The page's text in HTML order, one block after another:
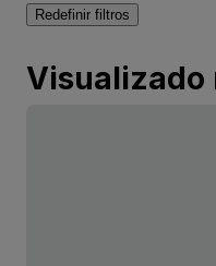
Redefinir filtros
Visualizado